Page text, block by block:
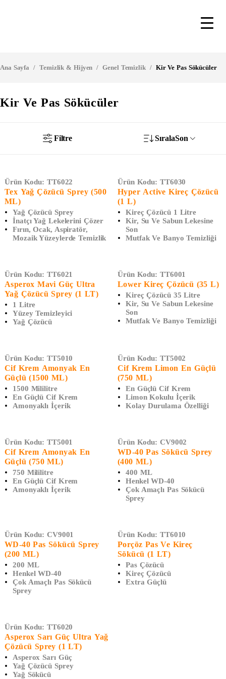
Kir Ve Pas Sökücüler
Ana Sayfa / Temizlik & Hijyen / Genel Temizlik / Kir Ve Pas Sökücüler
Filtre SıralaSon
Ürün Kodu: TT6022
Tex Yağ Çözücü Sprey (500
ML)
Yağ Çözücü Sprey
İnatçı Yağ Lekelerini Çözer
Fırın, Ocak, Aspiratör,
Mozaik Yüzeylerde Temizlik
Ürün Kodu: TT6030
Hyper Active Kireç Çözücü
(1 L)
Kireç Çözücü 1 Litre
Kir, Su Ve Sabun Lekesine
Son
Mutfak Ve Banyo Temizliği
Ürün Kodu: TT6021
Asperox Mavi Güç Ultra
Yağ Çözücü Sprey (1 LT)
1 Litre
Yüzey Temizleyici
Yağ Çözücü
Ürün Kodu: TT6001
Lower Kireç Çözücü (35 L)
Kireç Çözücü 35 Litre
Kir, Su Ve Sabun Lekesine
Son
Mutfak Ve Banyo Temizliği
Ürün Kodu: TT5010
Cif Krem Amonyak En
Güçlü (1500 ML)
1500 Mililitre
En Güçlü Cif Krem
Amonyaklı İçerik
Ürün Kodu: TT5002
Cif Krem Limon En Güçlü
(750 ML)
En Güçlü Cif Krem
Limon Kokulu İçerik
Kolay Durulama Özelliği
Ürün Kodu: TT5001
Cif Krem Amonyak En
Güçlü (750 ML)
750 Mililitre
En Güçlü Cif Krem
Amonyaklı İçerik
Ürün Kodu: CV9002
WD-40 Pas Sökücü Sprey
(400 ML)
400 ML
Henkel WD-40
Çok Amaçlı Pas Sökücü
Sprey
Ürün Kodu: CV9001
WD-40 Pas Sökücü Sprey
(200 ML)
200 ML
Henkel WD-40
Çok Amaçlı Pas Sökücü
Sprey
Ürün Kodu: TT6010
Porçöz Pas Ve Kireç
Sökücü (1 LT)
Pas Çözücü
Kireç Çözücü
Extra Güçlü
Ürün Kodu: TT6020
Asperox Sarı Güç Ultra Yağ
Çözücü Sprey (1 LT)
Asperox Sarı Güç
Yağ Çözücü Sprey
Yağ Sökücü